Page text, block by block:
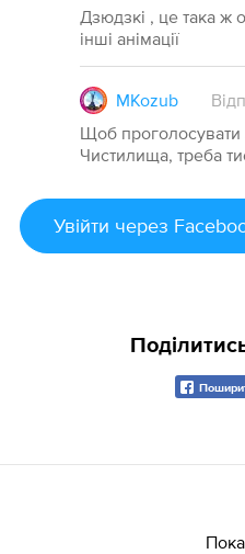
Дзюдзкі , це така ж
інші анімації
MKozub
Щоб
Чистилища, треба
Увійти через